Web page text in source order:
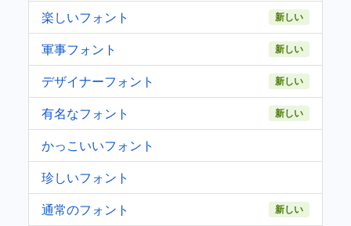
楽しいフォント 新しい
軍事フォント 新しい
デザイナーフォント 新しい
有名なフォント 新しい
かっこいいフォント
珍しいフォント
通常のフォント
新しい